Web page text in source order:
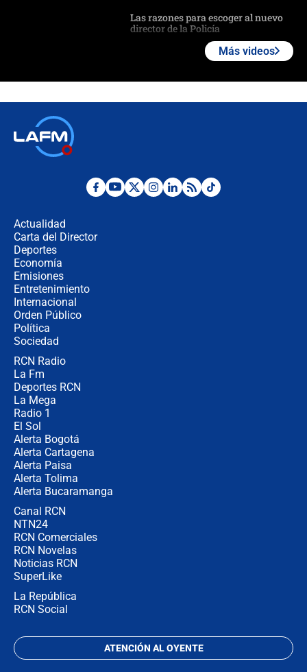
Las razones para escoger al nuevo
director de la Policía
"No hubo fraude ni posibilidad de
Más videos
Actualidad
Carta del Director
Deportes
Economía
Emisiones
Entretenimiento
Internacional
Orden Público
Política
Sociedad
RCN Radio
La Fm
Deportes RCN
La Mega
Radio 1
El Sol
Alerta Bogotá
Alerta Cartagena
Alerta Paisa
Alerta Tolima
Alerta Bucaramanga
Canal RCN
NTN24
RCN Comerciales
RCN Novelas
Noticias RCN
SuperLike
La República
RCN Social
ATENCIÓN AL OYENTE